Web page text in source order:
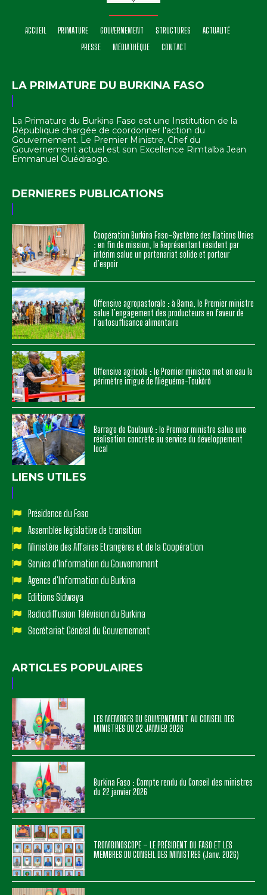
ACCUEIL PRIMATURE GOUVERNEMENT STRUCTURES
ACTUALITÉ
PRESSE
MÉDIATHÈQUE CONTACT
LA PRIMATURE DU BURKINA FASO
La Primature du Burkina Faso est une Institution de la
République chargée de coordonner l'action du
Gouvernement. Le Premier Ministre, Chef du
Gouvernement actuel est son Excellence Rimtalba Jean
Emmanuel Ouédraogo.
DERNIERES PUBLICATIONS
Coopération Burkina Faso–Système des Nations Unies
: en fin de mission, le Représentant résident par
intérim salue un partenariat solide et porteur
d’espoir
Offensive agropastorale : à Bama, le Premier ministre
salue l’engagement des producteurs en faveur de
l’autosuffisance alimentaire
Offensive agricole : le Premier ministre met en eau le
périmètre irrigué de Niéguéma-Toukôrô
Barrage de Goulouré : le Premier ministre salue une
réalisation concrète au service du développement
local
LIENS UTILES
Présidence du Faso
Assemblée législative de transition
Ministère des Affaires Etrangères et de la Coopération
Service d'Information du Gouvernement
Agence d'Information du Burkina
Editions Sidwaya
Radiodiffusion Télévision du Burkina
Secrétariat Général du Gouvernement
ARTICLES POPULAIRES
LES MEMBRES DU GOUVERNEMENT AU CONSEIL DES
MINISTRES DU 22 JANVIER 2026
Burkina Faso : Compte rendu du Conseil des ministres
du 22 janvier 2026
TROMBINOSCOPE – LE PRÉSIDENT DU FASO ET LES
MEMBRES DU CONSEIL DES MINISTRES (Janv. 2026)